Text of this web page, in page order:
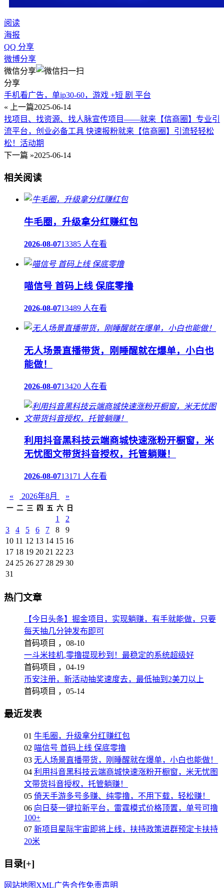
阅读
海报
QQ 分享
微博分享
微信分享
分享
手机看广告，单ip30-60，游戏 +短 剧 平台
« 上一篇2025-06-14
找项目、找资源、找人脉宣传项目——就来【信商圈】专业引
流平台，创业必备工具 快速报粉就来【信商圈】引流轻轻松
松！活动期
下一篇 »2025-06-14
相关阅读
牛毛圈，升级拿分红赚红包
2026-08-0713385 人在看
喵信号 首码上线 保底零撸
2026-08-0713489 人在看
无人场景直播带货，刚睡醒就在爆单，小白也
能做！
2026-08-0713420 人在看
利用抖音黑科技云端商城快速涨粉开橱窗，米
无忧图文带货抖音授权，托管躺赚！
2026-08-0713171 人在看
« 2026年8月 »
一 二 三 四 五 六 日
1
2
3
4 5 6 7 8
9
10 11 12 13 14 15 16
17 18 19 20 21 22 23
24 25 26 27 28 29 30
31
热门文章
【今日头条】掘金项目，实现躺赚，有手就能做，只要
每天抽几分钟发布即可
首码项目 ， 08-10
一斗米挂机,零撸提现秒到！最稳定的系统超级好
首码项目 ， 04-19
币安注册，新活动抽奖速度去，最低抽到2美刀以上
首码项目 ， 05-14
最近发表
01 牛毛圈，升级拿分红赚红包
02 喵信号 首码上线 保底零撸
03 无人场景直播带货，刚睡醒就在爆单，小白也能做！
04 利用抖音黑科技云端商城快速涨粉开橱窗，米无忧图
文带货抖音授权，托管躺赚！
05 倚天手游多号多赚、纯零撸，不用下载，轻松赚！
06 向日葵一键拉新平台，雷霆模式价格顶置，单号可撸
100+
07 新项目星际宇宙即将上线，扶持政策进群预定卡扶持
20米
目录[+]
网站地图 XML广告合作免责声明